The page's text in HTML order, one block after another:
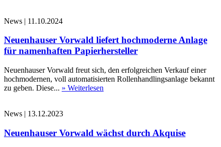
News | 11.10.2024
Neuenhauser Vorwald liefert hochmoderne Anlage
für namenhaften Papierhersteller
Neuenhauser Vorwald freut sich, den erfolgreichen Verkauf einer
hochmodernen, voll automatisierten Rollenhandlingsanlage bekannt
zu geben. Diese... » Weiterlesen
News | 13.12.2023
Neuenhauser Vorwald wächst durch Akquise